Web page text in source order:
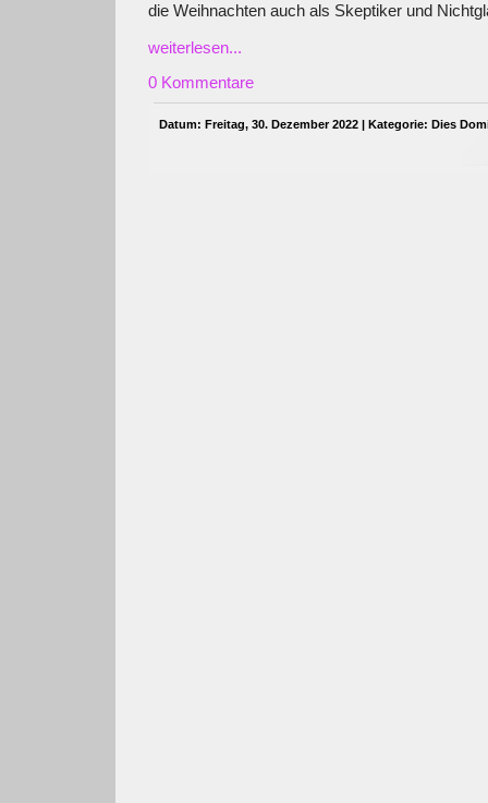
die Weihnachten auch als Skeptiker und
weiterlesen...
0 Kommentare
Datum: Freitag, 30. Dezember 2022 | Kategorie: Dies